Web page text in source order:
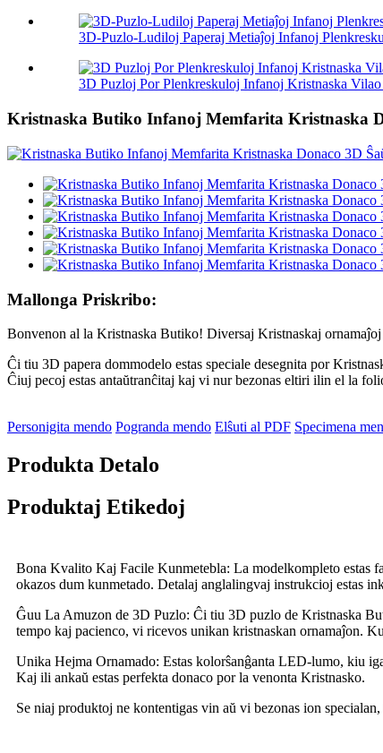
3D-Puzlo-Ludiloj Paperaj Metiaĵoj Infanoj
3D Puzloj Por Plenkreskuloj Infanoj Kristnaska
Kristnaska Butiko Infanoj Memfarita Kristnaska
Mallonga Priskribo:
Bonvenon al la Kristnaska Butiko! Diversaj Kristnaskaj ornamaĵoj
Ĉi tiu 3D papera dommodelo estas speciale desegnita por
Ĉiuj pecoj estas antaŭtranĉitaj kaj vi nur bezonas eltiri ilin el la
Personigita mendo Pogranda mendo Elŝuti al PDF Specimena
Produkta Detalo
Produktaj Etikedoj
Bona Kvalito Kaj Facile Kunmetebla: La modelkompleto estas
okazos dum kunmetado. Detalaj anglalingvaj instrukcioj estas
Ĝuu La Amuzon de 3D Puzlo: Ĉi tiu 3D puzlo de Kristnaska
tempo kaj pacienco, vi ricevos unikan kristnaskan ornamaĵon.
Unika Hejma Ornamado: Estas kolorŝanĝanta LED-lumo, kiu
Kaj ili ankaŭ estas perfekta donaco por la venonta Kristnasko.
Se niaj produktoj ne kontentigas vin aŭ vi bezonas ion